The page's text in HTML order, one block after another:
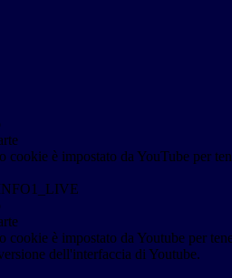
cookie è impostato da YouTube per
cookie è impostato da Youtube per
dell'interfaccia di Youtube.